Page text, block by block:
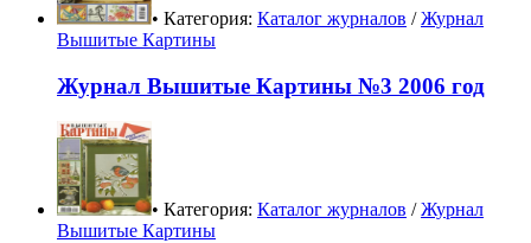
• Категория: Каталог журналов /Журнал
Вышитые Картины
Журнал Вышитые Картины №3 2006 год
• Категория: Каталог журналов /Журнал
Вышитые Картины